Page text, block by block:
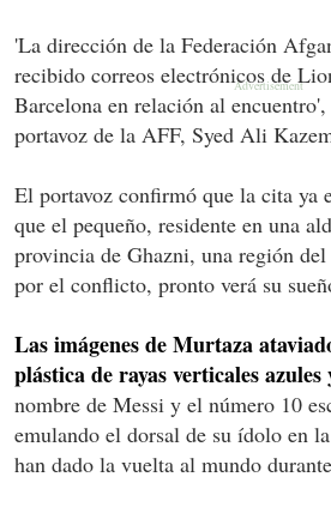
'La dirección de la Federación
recibido correos electrónicos de
Barcelona en relación al
portavoz de la AFF, Syed Ali
El portavoz confirmó que la cita ya
que el pequeño, residente en una
provincia de Ghazni, una región
por el conflicto, pronto verá su
Las imágenes de Murtaza
plástica de rayas verticales azules
nombre de Messi y el número 10
emulando el dorsal de su ídolo en
han dado la vuelta al mundo